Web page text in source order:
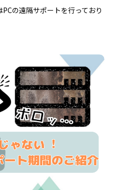
PCの遠隔サポートを行っており